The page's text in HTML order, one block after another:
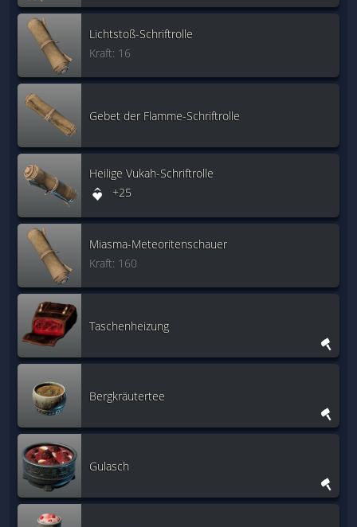
Lichtstoß-Schriftrolle
Kraft: 16
Gebet der Flamme-Schriftrolle
Heilige Vukah-Schriftrolle
+25
Miasma-Meteoritenschauer
Kraft: 160
Taschenheizung
Bergkräutertee
Gulasch